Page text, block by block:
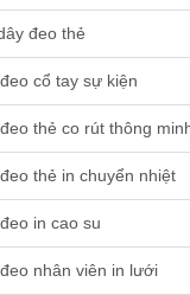
đeo thẻ
cổ tay sự kiện
thẻ co rút thông
thẻ in chuyển nhiệt
in cao su
nhân viên in lưới